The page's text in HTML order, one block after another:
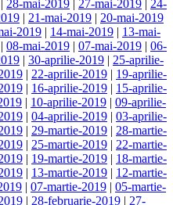
| 28-mai-2019 | 27-mai-2019 | 24-
| 21-mai-2019 | 20-mai-2019
2019 | 14-mai-2019 | 13-mai-
| 08-mai-2019 | 07-mai-2019 | 06-
| 30-aprilie-2019 | 25-aprilie-
| 22-aprilie-2019 | 19-aprilie-
| 16-aprilie-2019 | 15-aprilie-
| 10-aprilie-2019 | 09-aprilie-
| 04-aprilie-2019 | 03-aprilie-
| 29-martie-2019 | 28-martie-
| 25-martie-2019 | 22-martie-
| 19-martie-2019 | 18-martie-
| 13-martie-2019 | 12-martie-
| 07-martie-2019 | 05-martie-
| 28-februarie-2019 | 27-